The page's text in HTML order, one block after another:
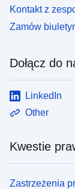
Kontakt z
Zamów
Dołącz do
LinkedIn
Other
Kwestie
Zastrzeżenia